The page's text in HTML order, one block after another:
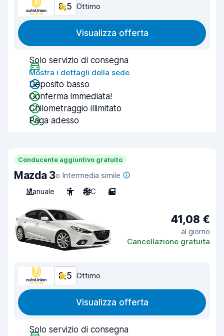
8,5 Ottimo
Visualizza offerta
Solo servizio di consegna
Mostra i dettagli della sede
Deposito basso
Conferma immediata!
Chilometraggio illimitato
Paga adesso
Conducente aggiuntivo gratuito
Mazda 3o Intermedia simile
Manuale
5 A/C 5
41,08 €
al giorno
Cancellazione gratuita
8,5 Ottimo
Visualizza offerta
Solo servizio di consegna